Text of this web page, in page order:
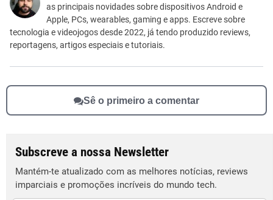
Outro
as principais novidades sobre dispositivos Android e
Apple, PCs, wearables, gaming e apps. Escreve sobre
tecnologia e videojogos desde 2022, já tendo produzido reviews,
reportagens, artigos especiais e tutoriais.
Sê o primeiro a comentar
Subscreve a nossa Newsletter
Mantém-te atualizado com as melhores notícias, reviews
imparciais e promoções incríveis do mundo tech.